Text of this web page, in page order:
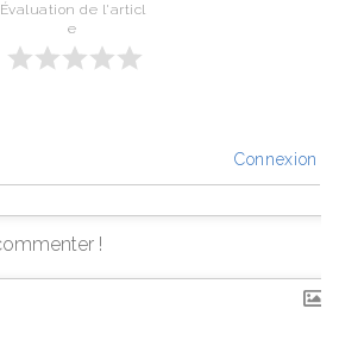
Évaluation de l'articl
e
Connexion